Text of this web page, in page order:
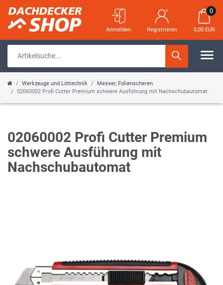
Anmelden Registrieren
0
0,00 EUR
Werkzeuge und Löttechnik
Messer, Folienscheren
02060002 Profi Cutter Premium schwere Ausführung mit Nachschubautomat
02060002 Profi Cutter Premium
schwere Ausführung mit
Nachschubautomat